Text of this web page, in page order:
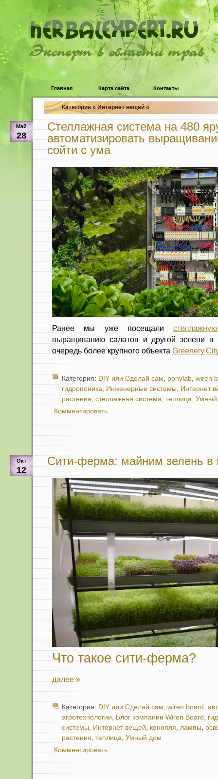
Эксперт в области трав
Главная Карта сайта Контакты
Категория » Интернет вещей «
Май
28
Стеллажная система на 480
автоматизировать
сойти с ума
Ранее мы уже посещали
выращиванию салатов и другой зелени в
очередь более крупного объекта
Категория: DIY или Сделай сам, ponylab, wiren
гидропоника, Инженерные системы, Интернет
растения, стеллажная система, теплица,
Комментировать
Окт
12
Сити-ферма: майним зелень в
Что такое сити-ферма?
далее »
Категория: DIY или Сделай сам, wiren board ,
агротехнологии, Блог компании Wiren Board ,
системы, Интернет вещей, конопля, лампы,
растения, теплица, Умный дом
Комментировать